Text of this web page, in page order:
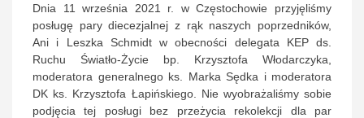
Dnia 11 września 2021 r. w Częstochowie przyjęliśmy
posługę pary diecezjalnej z rąk naszych poprzedników,
Ani i Leszka Schmidt w obecności delegata KEP ds.
Ruchu Światło-Życie bp. Krzysztofa Włodarczyka,
moderatora generalnego ks. Marka Sędka i moderatora
DK ks. Krzysztofa Łapińskiego. Nie wyobrażaliśmy sobie
podjęcia tej posługi bez przeżycia rekolekcji dla par